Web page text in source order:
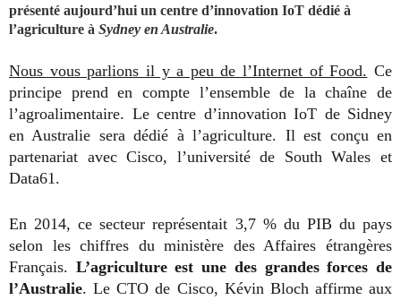
présenté aujourd’hui un centre d’innovation IoT dédié à
l’agriculture à Sydney en Australie.
Nous vous parlions il y a peu de l’Internet of Food. Ce
principe prend en compte l’ensemble de la chaîne de
l’agroalimentaire. Le centre d’innovation IoT de Sidney
en Australie sera dédié à l’agriculture. Il est conçu en
partenariat avec Cisco, l’université de South Wales et
Data61.
En 2014, ce secteur représentait 3,7 % du PIB du pays
selon les chiffres du ministère des Affaires étrangères
Français. L’agriculture est une des grandes forces de
l’Australie. Le CTO de Cisco, Kévin Bloch affirme aux